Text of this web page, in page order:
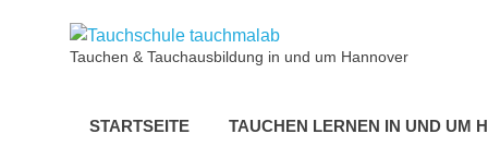
Tauchen & Tauchausbildung in und um Hannover
STARTSEITE TAUCHEN LERNEN IN UND UM